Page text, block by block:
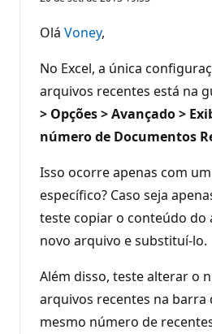
Olá Voney,
No Excel, a única
arquivos recentes está na
> Opções > Avançado >
número de Documentos
Isso ocorre apenas com
específico? Caso seja
teste copiar o conteúdo do
novo arquivo e substituí-lo.
Além disso, teste alterar o
arquivos recentes na barra
mesmo número de